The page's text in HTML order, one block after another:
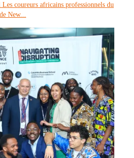
coureurs africains professionnels du
New...